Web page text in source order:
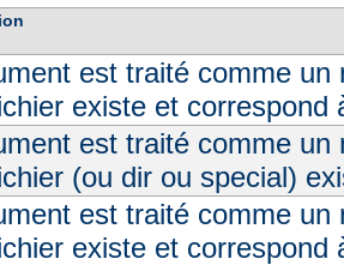
est traité comme un
existe et correspond
est traité comme un
(ou dir ou special)
est traité comme un
existe et correspond